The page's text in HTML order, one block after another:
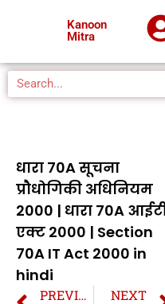
Kanoon
Mitra
धारा 70A सूचना
प्रौधोगिकी अधिनियम
2000 | धारा 70A
एक्ट 2000 | Section
70A IT Act 2000 in
hindi
PREVIOUS NEXT